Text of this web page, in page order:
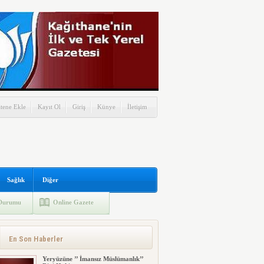
Ekle Kayıt Ol Giriş Künye İletişim
Sağlık Diğer
Online Gazete
En Son Haberler
Yeryüzüne ’’ İmansız Müslümanlık’’